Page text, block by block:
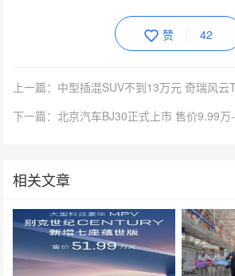
赞 42
上一篇：中型插混SUV不到13万元 奇瑞风云
下一篇：北京汽车BJ30正式上市 售价9.99万
相关文章